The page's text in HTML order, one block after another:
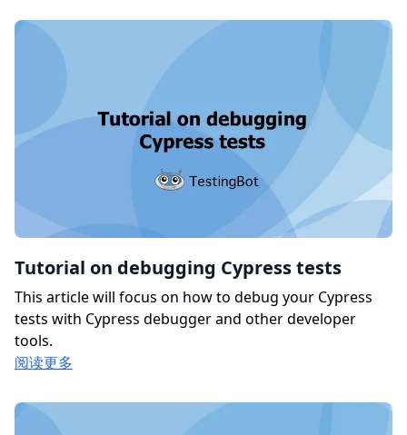
Tutorial on debugging Cypress tests
This article will focus on how to debug your Cypress
tests with Cypress debugger and other developer
tools.
阅读更多